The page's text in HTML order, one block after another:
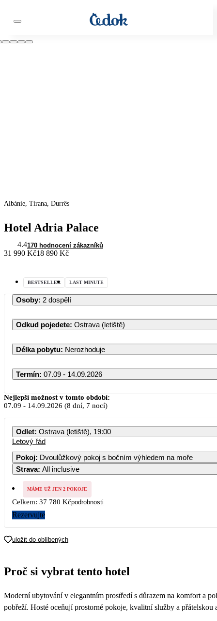
Albánie, Tirana, Durrës
Hotel Adria Palace
4.4170 hodnocení zákazníků
31 990 Kč18 890 Kč
BESTSELLER LAST MINUTE
Osoby: 2 dospělí
Odkud pojedete: Ostrava (letiště)
Délka pobytu: Nerozhoduje
Termín: 07.09 - 14.09.2026
Nejlepší možnost v tomto období:
07.09 - 14.09.2026 (8 dní, 7 nocí)
Odlet: Ostrava (letiště), 19:00
Letový řád
Pokoj: Dvoulůžkový pokoj s bočním výhledem na moře
Strava: All inclusive
MÁME UŽ JEN 2 POKOJE
Celkem: 37 780 Kčpodrobnosti
Rezervujte
uložit do oblíbených
Proč si vybrat tento hotel
Moderní ubytování v elegantním prostředí s důrazem na komfort a
pobřeží. Hosté oceňují prostorné pokoje, kvalitní služby a